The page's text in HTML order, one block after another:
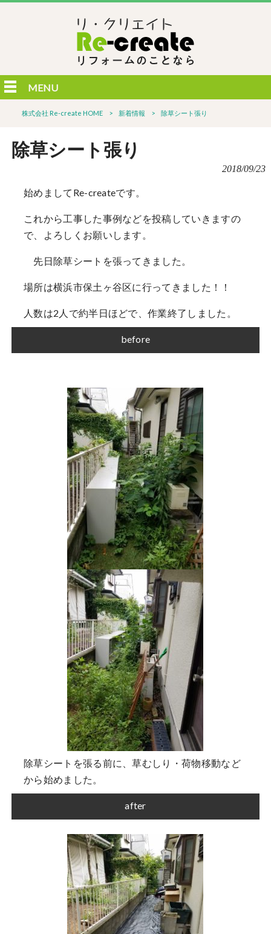
MENU
株式会社 Re-create HOME > 新着情報 > 除草シート張り
除草シート張り
2018/09/23
始めましてRe-createです。
これから工事した事例などを投稿していきますの
で、よろしくお願いします。
先日除草シートを張ってきました。
場所は横浜市保土ヶ谷区に行ってきました！！
人数は2人で約半日ほどで、作業終了しました。
before
除草シートを張る前に、草むしり・荷物移動など
から始めました。
after